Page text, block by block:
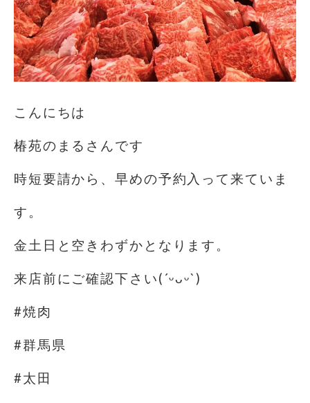
こんにちは️
椿苑のまるさんです
時短要請から、早めの予約入って来ていま
す。
金土日と空きわずかとなります。
来店前にご確認下さい(´ᵕᴗᵕ`)
#焼肉
#群馬県
#太田